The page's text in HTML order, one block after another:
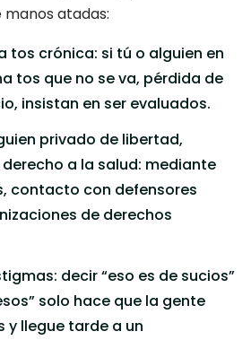
atadas:
tos crónica: si tú o alguien en
tos que no se va, pérdida de
insistan en ser evaluados.
privado de libertad,
a la salud: mediante
contacto con defensores
de derechos
decir “eso es de sucios”
solo hace que la gente
llegue tarde a un